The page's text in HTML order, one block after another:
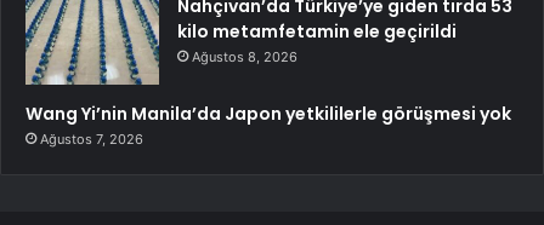
Nahçıvan’da Türkiye’ye giden tırda 53
kilo metamfetamin ele geçirildi
Ağustos 8, 2026
Wang Yi’nin Manila’da Japon yetkililerle görüşmesi yok
Ağustos 7, 2026